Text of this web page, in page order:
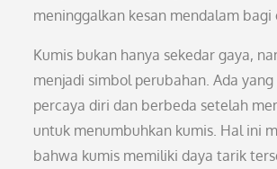
meninggalkan kesan mendalam bagi
Kumis bukan hanya sekedar gaya,
menjadi simbol perubahan. Ada
percaya diri dan berbeda setelah
untuk menumbuhkan kumis. Hal ini
bahwa kumis memiliki daya tarik